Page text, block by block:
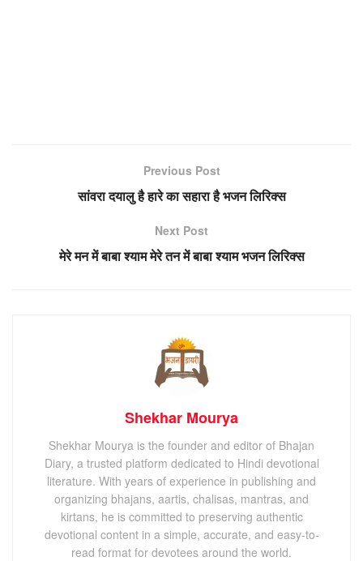
Previous Post
सांवरा दयालु है हारे का सहारा है भजन लिरिक्स
Next Post
मेरे मन में बाबा श्याम मेरे तन में बाबा श्याम भजन लिरिक्स
Shekhar Mourya
Shekhar Mourya is the founder and editor of Bhajan
Diary, a trusted platform dedicated to Hindi devotional
literature. With years of experience in publishing and
organizing bhajans, aartis, chalisas, mantras, and
kirtans, he is committed to preserving authentic
devotional content in a simple, accurate, and easy-to-
read format for devotees around the world.